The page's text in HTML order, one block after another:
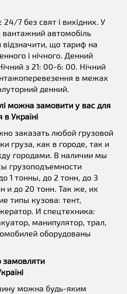
7 без свят і вихідних. У
автомобіль
відзначити, що тариф на
і нічного. Денний
з 21: 00-6: 00. Нічний
в межах
денний.
можна замовити у вас для
Україні
заказать любой грузовой
груза, как в городе, так и
городами. В наличии мы
грузоподъемности
1 тонны, до 2 тонн, до 3
и до 20 тонн. Так же, их
типы кузова: тент,
И спецтехника:
манипулятор, трал,
оборудованы
замовляти
можна будь-яким